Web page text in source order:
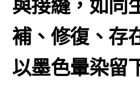
與接縫，如同
補、修復、存
以墨色暈染留